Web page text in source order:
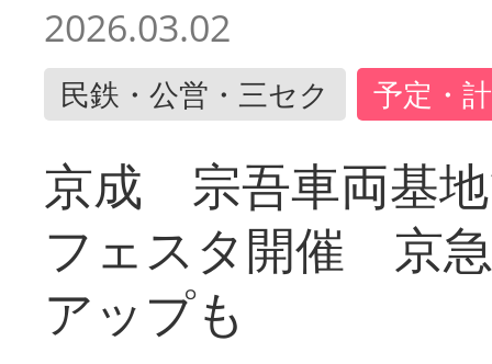
2026.03.02
民鉄・公営・三セク 予定・
京成 宗吾車両基
フェスタ開催 京
アップも